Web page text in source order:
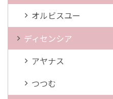
オルビスユー
ディセンシア
アヤナス
つつむ